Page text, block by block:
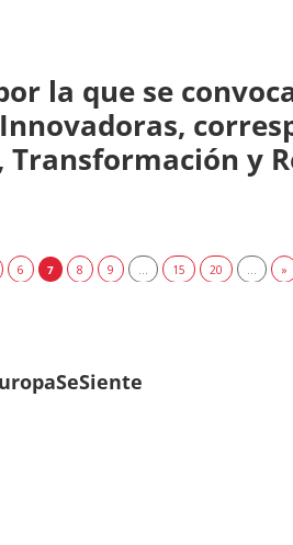
la que se
Transformación y
6 7 8 9 15 20 »